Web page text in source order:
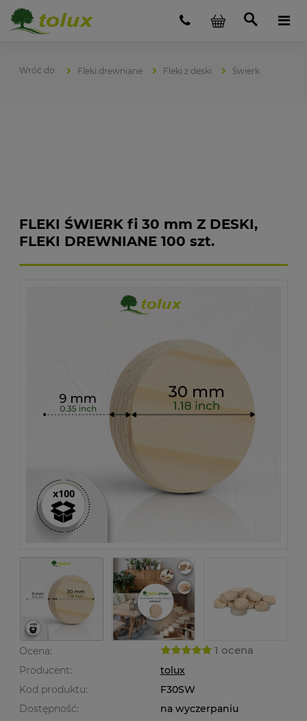
Fleki drewniane Fleki z deski Świerk
FLEKI ŚWIERK fi 30 mm Z DESKI,
FLEKI DREWNIANE 100 szt.
Ocena: 1 ocena
Producent:
tolux
Kod produktu:
F30SW
Dostępność:
na wyczerpaniu